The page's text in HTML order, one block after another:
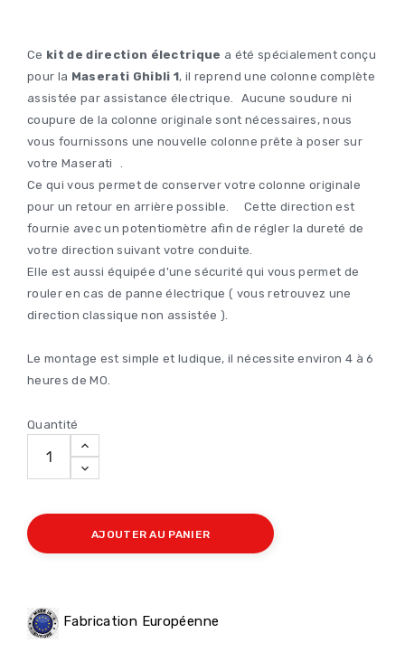
Ce kit de direction électrique a été spécialement conçu
pour la Maserati Ghibli 1, il reprend une colonne complète
assistée par assistance électrique. Aucune soudure ni
coupure de la colonne originale sont nécessaires, nous
vous fournissons une nouvelle colonne prête à poser sur
votre Maserati .
Ce qui vous permet de conserver votre colonne originale
pour un retour en arrière possible. Cette direction est
fournie avec un potentiomètre afin de régler la dureté de
votre direction suivant votre conduite.
Elle est aussi équipée d'une sécurité qui vous permet de
rouler en cas de panne électrique ( vous retrouvez une
direction classique non assistée ).
Le montage est simple et ludique, il nécessite environ 4 à 6
heures de MO.
Quantité
AJOUTER AU PANIER
Fabrication Européenne